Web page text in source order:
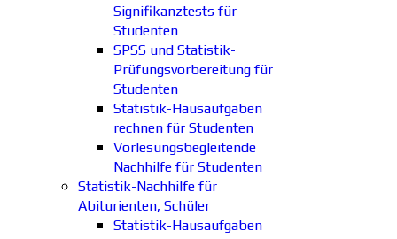
Signifikanztests für
Studenten
SPSS und Statistik-
Prüfungsvorbereitung für
Studenten
Statistik-Hausaufgaben
rechnen für Studenten
Vorlesungsbegleitende
Nachhilfe für Studenten
Statistik-Nachhilfe für
Abiturienten, Schüler
Statistik-Hausaufgaben